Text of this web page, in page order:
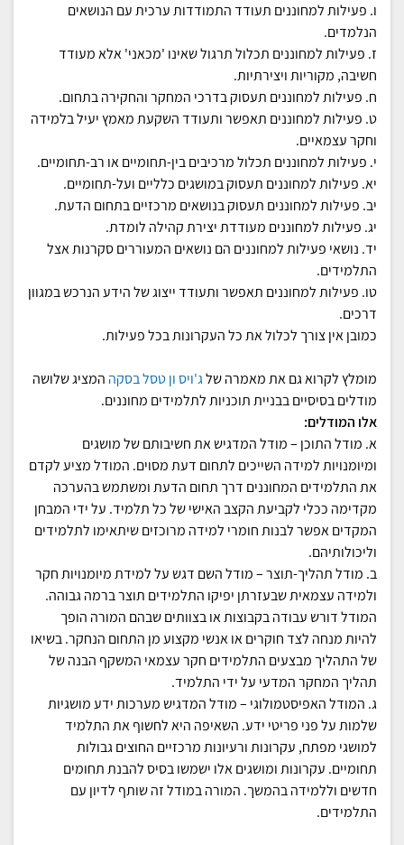
ו. פעילות למחוננים תעודד התמודדות ערכית עם הנושאים
הנלמדים.
ז. פעילות למחוננים תכלול תרגול שאינו 'מכאני' אלא מעודד
חשיבה, מקוריות ויצירתיות.
ח. פעילות למחוננים תעסוק בדרכי המחקר והחקירה בתחום.
ט. פעילות למחוננים תאפשר ותעודד השקעת מאמץ יעיל בלמידה
וחקר עצמאיים.
י. פעילות למחוננים תכלול מרכיבים בין-תחומיים או רב‐תחומיים.
יא. פעילות למחוננים תעסוק במושגים כלליים ועל‐תחומיים.
יב. פעילות למחוננים תעסוק בנושאים מרכזיים בתחום הדעת.
יג. פעילות למחוננים מעודדת יצירת קהילה לומדת.
יד. נושאי פעילות למחוננים הם נושאים המעוררים סקרנות אצל
התלמידים.
טו. פעילות למחוננים תאפשר ותעודד ייצוג של הידע הנרכש במגוון
דרכים.
כמובן אין צורך לכלול את כל העקרונות בכל פעילות.
מומלץ לקרוא גם את מאמרה שלג'ויס ון טסל בסקה המציג שלושה
מודלים בסיסיים בבניית תוכניות לתלמידים מחוננים.
אלו המודלים:
א. מודל התוכן – מודל המדגיש את חשיבותם של מושגים
ומיומנויות למידה השייכים לתחום דעת מסוים. המודל מציע לקדם
את התלמידים המחוננים דרך תחום הדעת ומשתמש בהערכה
מקדימה ככלי לקביעת הקצב האישי של כל תלמיד. על ידי המבחן
המקדים אפשר לבנות חומרי למידה מרוכזים שיתאימו לתלמידים
וליכולותיהם.
ב. מודל תהליך-תוצר – מודל השם דגש על למידת מיומנויות חקר
ולמידה עצמאית שבעזרתן יפיקו התלמידים תוצר ברמה גבוהה.
המודל דורש עבודה בקבוצות או בצוותים שבהם המורה הופך
להיות מנחה לצד חוקרים או אנשי מקצוע מן התחום הנחקר. בשיאו
של התהליך מבצעים התלמידים חקר עצמאי המשקף הבנה של
תהליך המחקר המדעי על ידי התלמיד.
ג. המודל האפיסטמולוגי – מודל המדגיש מערכות ידע מושגיות
שלמות על פני פריטי ידע. השאיפה היא לחשוף את התלמיד
למושגי מפתח, עקרונות ורעיונות מרכזיים החוצים גבולות
תחומיים. עקרונות ומושגים אלו ישמשו בסיס להבנת תחומים
חדשים וללמידה בהמשך. המורה במודל זה שותף לדיון עם
התלמידים.